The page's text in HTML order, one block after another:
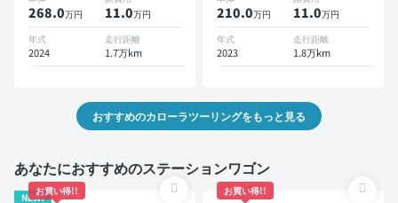
ETC バックモニター 衝突
軽減
268.0万円 11.0万円
年式
2024
走行距離
1.7万km
トクルーズ スマートキー
ETC バックモニター ドラ
イブレコーダー 衝突軽減
210.0万円 11.0万円
年式
2023
走行距離
1.8万km
おすすめのカローラツーリングをもっと見る
あなたにおすすめのステーションワゴン
NEW!
お買い得!! お買い得!!